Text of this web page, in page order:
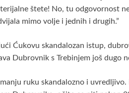
štete! No, tu odgovornost
mimo volje i jednih i drugih.”
Ćukovu skandalozan istup,
Dubrovnik s Trebinjem još dugo
ruku skandalozno i